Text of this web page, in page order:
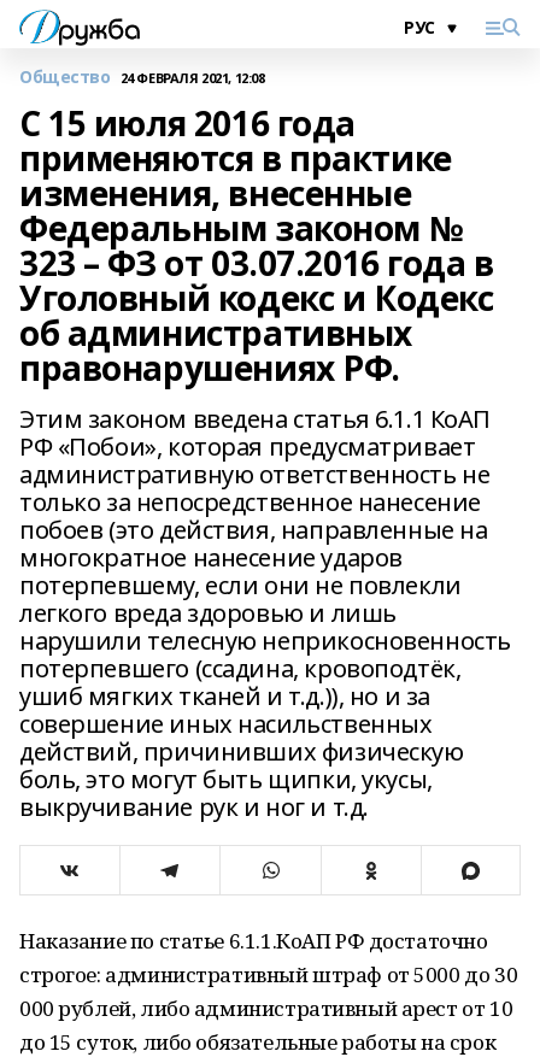
Общество 24 ФЕВРАЛЯ 2021, 12:08
С 15 июля 2016 года
применяются в практике
изменения, внесенные
Федеральным законом №
323 – ФЗ от 03.07.2016 года в
Уголовный кодекс и Кодекс
об административных
правонарушениях РФ.
Этим законом введена статья 6.1.1 КоАП
РФ «Побои», которая предусматривает
административную ответственность не
только за непосредственное нанесение
побоев (это действия, направленные на
многократное нанесение ударов
потерпевшему, если они не повлекли
легкого вреда здоровью и лишь
нарушили телесную неприкосновенность
потерпевшего (ссадина, кровоподтёк,
ушиб мягких тканей и т.д.)), но и за
совершение иных насильственных
действий, причинивших физическую
боль, это могут быть щипки, укусы,
выкручивание рук и ног и т.д.
Наказание по статье 6.1.1.КоАП РФ достаточно
строгое: административный штраф от 5000 до 30
000 рублей, либо административный арест от 10
до 15 суток, либо обязательные работы на срок